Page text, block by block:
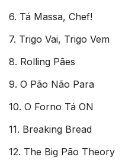
6. Tá Massa, Chef!
7. Trigo Vai, Trigo Vem
8. Rolling Pães
9. O Pão Não Para
10. O Forno Tá ON
11. Breaking Bread
12. The Big Pão Theory